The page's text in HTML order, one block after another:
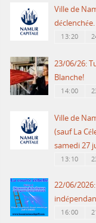
Ville de
déclenchée.
13:20
23/06/26:
Blanche!
14:00
Ville de
(sauf La
samedi 27
13:10
22/06/
16:00